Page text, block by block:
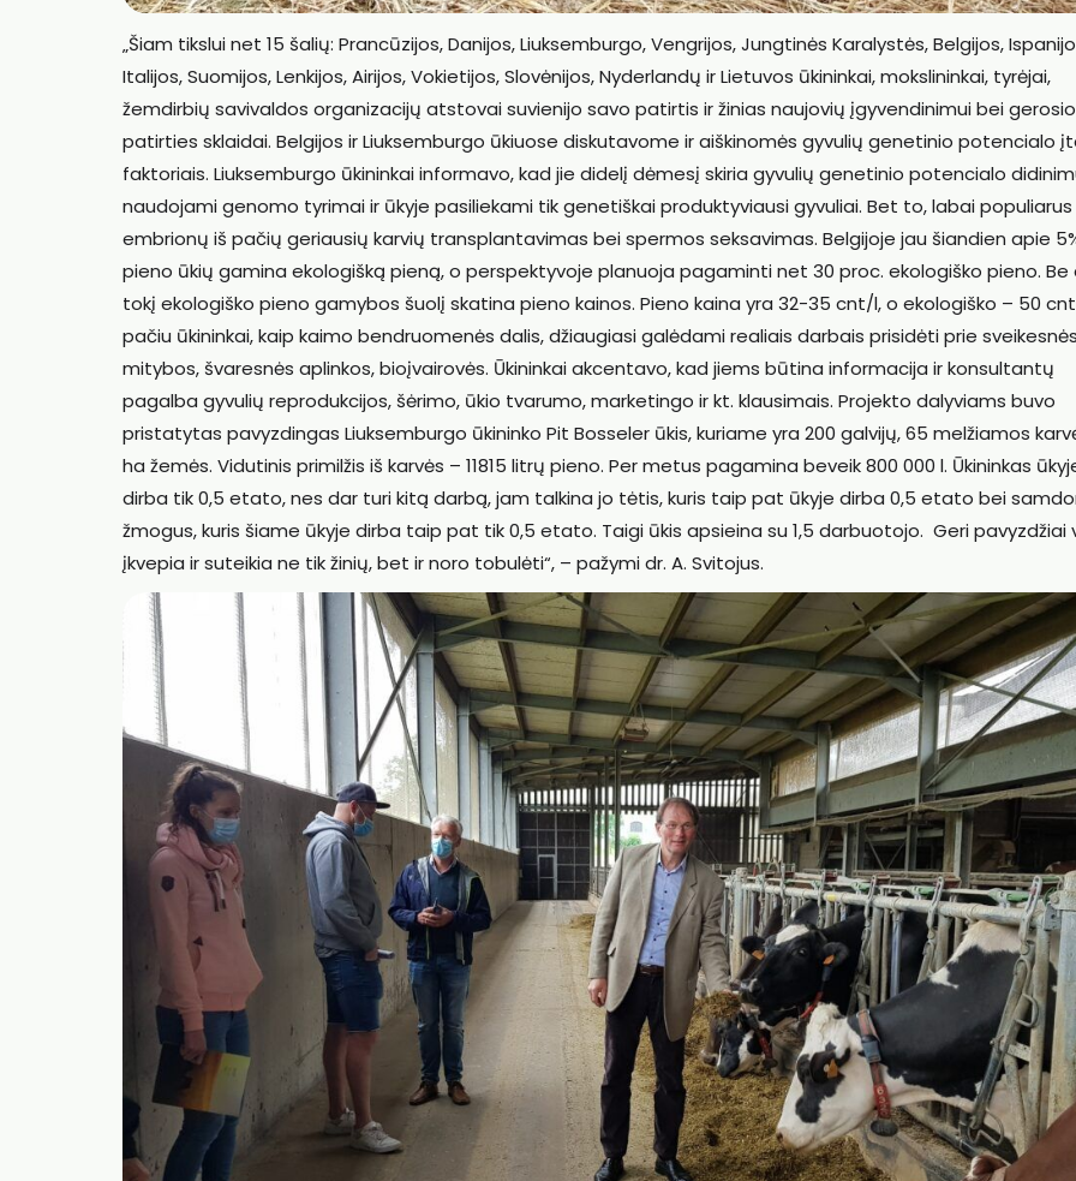
„Šiam tikslui net 15 šalių: Prancūzijos, Danijos, Liuksemburgo, Vengrijos, Jungtinės Karalystės, Belgijos,
Italijos, Suomijos, Lenkijos, Airijos, Vokietijos, Slovėnijos, Nyderlandų ir Lietuvos ūkininkai, mokslininkai, tyrėjai,
žemdirbių savivaldos organizacijų atstovai suvienijo savo patirtis ir žinias naujovių įgyvendinimui bei
patirties sklaidai. Belgijos ir Liuksemburgo ūkiuose diskutavome ir aiškinomės gyvulių genetinio potencialo
faktoriais. Liuksemburgo ūkininkai informavo, kad jie didelį dėmesį skiria gyvulių genetinio potencialo
naudojami genomo tyrimai ir ūkyje pasiliekami tik genetiškai produktyviausi gyvuliai. Bet to, labai populiarus
embrionų iš pačių geriausių karvių transplantavimas bei spermos seksavimas. Belgijoje jau šiandien apie
pieno ūkių gamina ekologišką pieną, o perspektyvoje planuoja pagaminti net 30 proc. ekologiško pieno. Be
tokį ekologiško pieno gamybos šuolį skatina pieno kainos. Pieno kaina yra 32-35 cnt/l, o ekologiško – 50
pačiu ūkininkai, kaip kaimo bendruomenės dalis, džiaugiasi galėdami realiais darbais prisidėti prie
mitybos, švaresnės aplinkos, bioįvairovės. Ūkininkai akcentavo, kad jiems būtina informacija ir konsultantų
pagalba gyvulių reprodukcijos, šėrimo, ūkio tvarumo, marketingo ir kt. klausimais. Projekto dalyviams buvo
pristatytas pavyzdingas Liuksemburgo ūkininko Pit Bosseler ūkis, kuriame yra 200 galvijų, 65 melžiamos
ha žemės. Vidutinis primilžis iš karvės – 11815 litrų pieno. Per metus pagamina beveik 800 000 l. Ūkininkas
dirba tik 0,5 etato, nes dar turi kitą darbą, jam talkina jo tėtis, kuris taip pat ūkyje dirba 0,5 etato bei
žmogus, kuris šiame ūkyje dirba taip pat tik 0,5 etato. Taigi ūkis apsieina su 1,5 darbuotojo. Geri pavyzdžiai
įkvepia ir suteikia ne tik žinių, bet ir noro tobulėti“, – pažymi dr. A. Svitojus.